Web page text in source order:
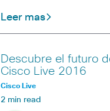
Leer mas
Descubre el futuro
Cisco Live 2016
Cisco Live
2 min read